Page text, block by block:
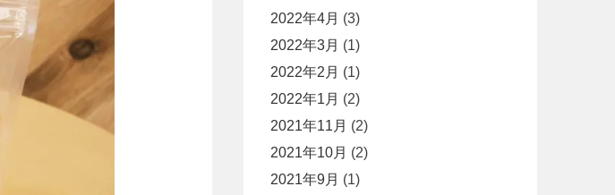
2022年4月 (3)
2022年3月 (1)
2022年2月 (1)
2022年1月 (2)
2021年11月 (2)
2021年10月 (2)
2021年9月 (1)